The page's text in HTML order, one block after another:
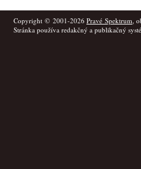
Copyright © 2001-2026 Pravé Spektrum,
Stránka používa redakčný a publikačný